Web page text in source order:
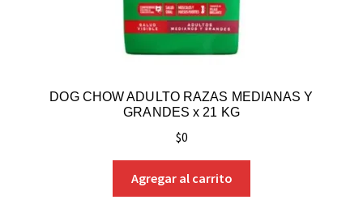
DOG CHOW ADULTO RAZAS MEDIANAS Y
GRANDES x 21 KG
$0
Agregar al carrito